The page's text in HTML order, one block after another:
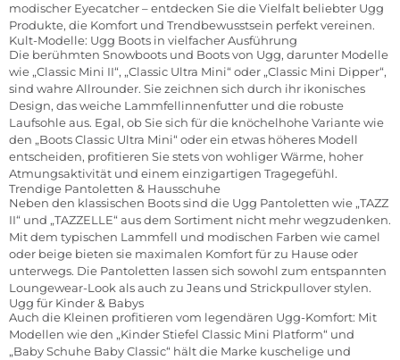
modischer Eyecatcher – entdecken Sie die Vielfalt beliebter Ugg
Produkte, die Komfort und Trendbewusstsein perfekt vereinen.
Kult-Modelle: Ugg Boots in vielfacher Ausführung
Die berühmten Snowboots und Boots von Ugg, darunter Modelle
wie „Classic Mini II“, „Classic Ultra Mini“ oder „Classic Mini Dipper“,
sind wahre Allrounder. Sie zeichnen sich durch ihr ikonisches
Design, das weiche Lammfellinnenfutter und die robuste
Laufsohle aus. Egal, ob Sie sich für die knöchelhohe Variante wie
den „Boots Classic Ultra Mini“ oder ein etwas höheres Modell
entscheiden, profitieren Sie stets von wohliger Wärme, hoher
Atmungsaktivität und einem einzigartigen Tragegefühl.
Trendige Pantoletten & Hausschuhe
Neben den klassischen Boots sind die Ugg Pantoletten wie „TAZZ
II“ und „TAZZELLE“ aus dem Sortiment nicht mehr wegzudenken.
Mit dem typischen Lammfell und modischen Farben wie camel
oder beige bieten sie maximalen Komfort für zu Hause oder
unterwegs. Die Pantoletten lassen sich sowohl zum entspannten
Loungewear-Look als auch zu Jeans und Strickpullover stylen.
Ugg für Kinder & Babys
Auch die Kleinen profitieren vom legendären Ugg-Komfort: Mit
Modellen wie den „Kinder Stiefel Classic Mini Platform“ und
„Baby Schuhe Baby Classic“ hält die Marke kuschelige und